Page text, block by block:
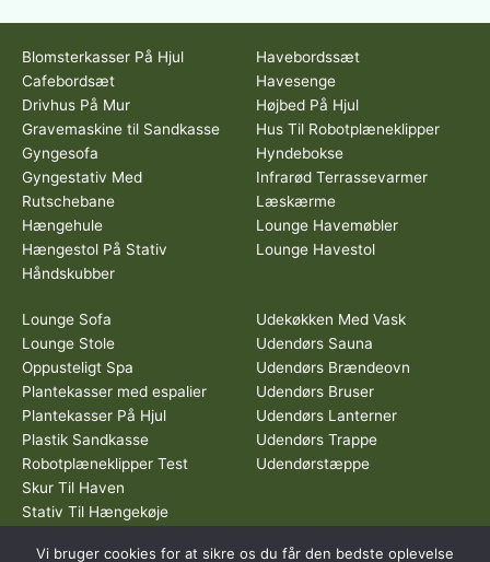
Blomsterkasser På Hjul
Cafebordsæt
Drivhus På Mur
Gravemaskine til Sandkasse
Gyngesofa
Gyngestativ Med
Rutschebane
Hængehule
Hængestol På Stativ
Håndskubber
Havebordssæt
Havesenge
Højbed På Hjul
Hus Til Robotplæneklipper
Hyndebokse
Infrarød Terrassevarmer
Læskærme
Lounge Havemøbler
Lounge Havestol
Lounge Sofa
Lounge Stole
Oppusteligt Spa
Plantekasser med espalier
Plantekasser På Hjul
Plastik Sandkasse
Robotplæneklipper Test
Skur Til Haven
Stativ Til Hængekøje
Udekøkken Med Vask
Udendørs Sauna
Udendørs Brændeovn
Udendørs Bruser
Udendørs Lanterner
Udendørs Trappe
Udendørstæppe
Vi bruger cookies for at sikre os du får den bedste oplevelse